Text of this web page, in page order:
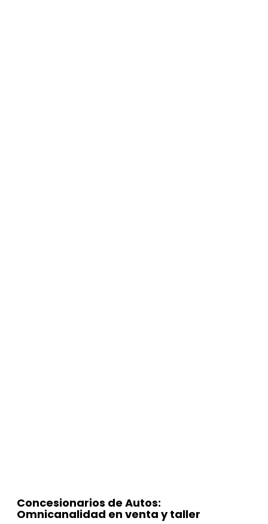
Concesionarios de Autos:
Omnicanalidad en venta y taller